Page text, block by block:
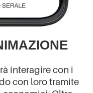
interagire con i
con loro tramite